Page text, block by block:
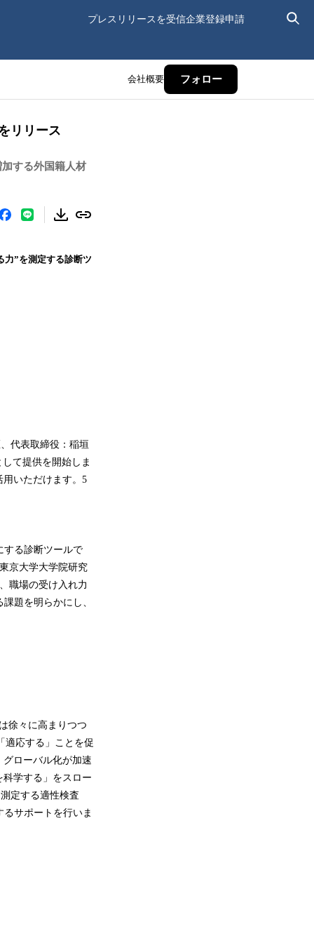
プレスリリースを受信企業登録申請
会社概要 フォロー
リリース
する外国籍人材
力”を測定する診断ツ
代表取締役：稲垣
て提供を開始しま
いただけます。5
する診断ツールで
京大学大学院研究
職場の受け入れ力
題を明らかにし、
徐々に高まりつつ
適応する」ことを促
ローバル化が加速
学する」をスロー
定する適性検査
サポートを行いま